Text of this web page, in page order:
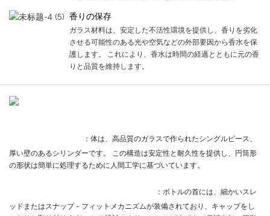
香りの保存
ガラス材料は、安定した不活性環境を提供し、香りを劣化
させる可能性のある光や空気などの外部要因から香水を保
護します。 これにより、香水は時間の経過とともに元の香
りと品質を維持します。
：体は、高品質のガラスで作られたシングルピース、
厚い壁のあるシリンダーです。 この構造は安定性と耐久性を提供し、円筒形
の形状は簡単に処理するために人間工学に基づいています。
：ボトルの首には、細かいスレ
ッドまたはスナップ - フィットメカニズムが装備されており、キャップをし